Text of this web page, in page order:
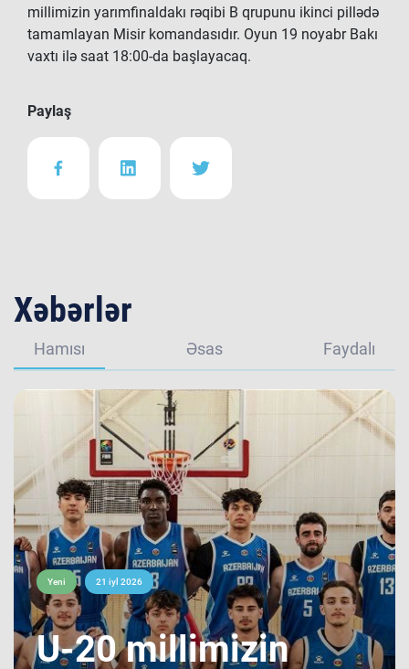
millimizin yarımfinaldakı rəqibi B qrupunu ikinci pillədə
tamamlayan Misir komandasıdır. Oyun 19 noyabr Bakı
vaxtı ilə saat 18:00-da başlayacaq.
Paylaş
Xəbərlər
Hamısı Əsas Faydalı
Yeni 21 iyl 2026
​U-20 millimizin